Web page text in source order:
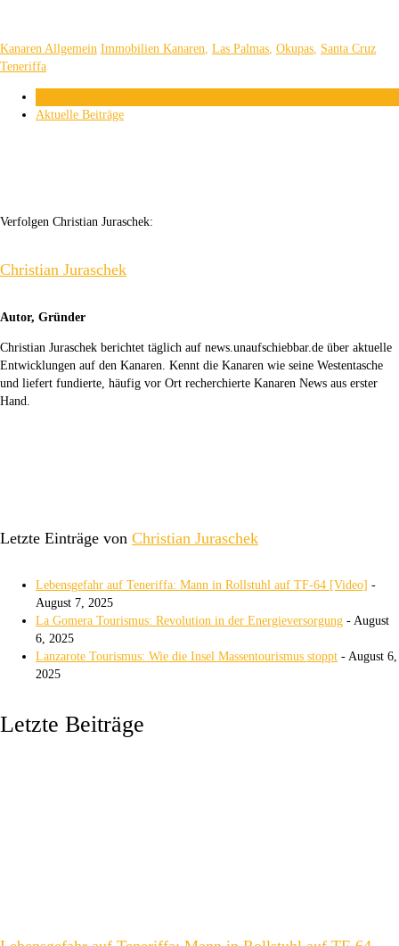
Kanaren Allgemein Immobilien Kanaren, Las Palmas, Okupas, Santa Cruz
Teneriffa
Aktuelle Beiträge
Verfolgen Christian Juraschek:
Christian Juraschek
Autor, Gründer
Christian Juraschek berichtet täglich auf news.unaufschiebbar.de über aktuelle
Entwicklungen auf den Kanaren. Kennt die Kanaren wie seine Westentasche
und liefert fundierte, häufig vor Ort recherchierte Kanaren News aus erster
Hand.
Letzte Einträge von Christian Juraschek
Lebensgefahr auf Teneriffa: Mann in Rollstuhl auf TF-64 [Video] -
August 7, 2025
La Gomera Tourismus: Revolution in der Energieversorgung - August
6, 2025
Lanzarote Tourismus: Wie die Insel Massentourismus stoppt - August 6,
2025
Letzte Beiträge